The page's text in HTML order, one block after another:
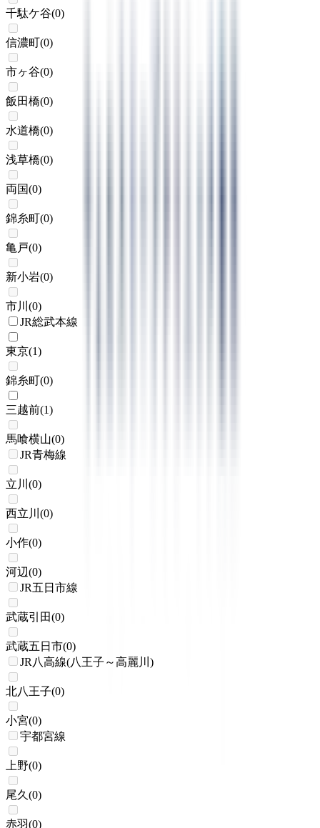
千駄ケ谷(0)
信濃町(0)
市ヶ谷(0)
飯田橋(0)
水道橋(0)
浅草橋(0)
両国(0)
錦糸町(0)
亀戸(0)
新小岩(0)
市川 (0)
JR総武本線
東京(1)
錦糸町(0)
三越前(1)
馬喰横山(0)
JR青梅線
立川 (0)
西立川 (0)
小作(0)
河辺(0)
JR五日市線
武蔵引田(0)
武蔵五日市(0)
JR八高線(八王子～高麗川)
北八王子(0)
小宮(0)
宇都宮線
上野(0)
尾久 (0)
赤羽(0)